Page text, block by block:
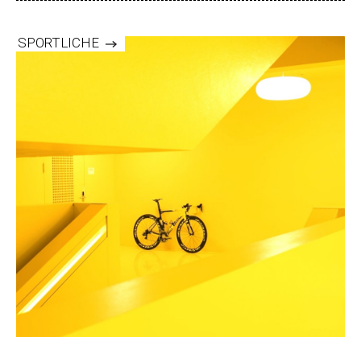
SPORTLICHE